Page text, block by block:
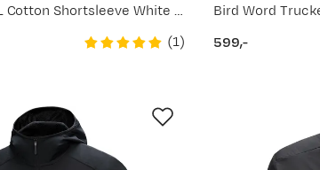
Men's Kragg SL Cotton Shortsleeve White Light
(1)
Bird Word
price
599,-